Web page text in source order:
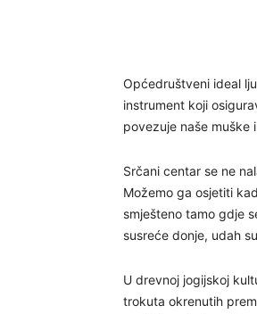
Općedruštveni ideal
instrument koji
povezuje naše muške
Srčani centar se ne
Možemo ga osjetiti
smješteno tamo gdje
susreće donje, udah
U drevnoj jogijskoj
trokuta okrenutih